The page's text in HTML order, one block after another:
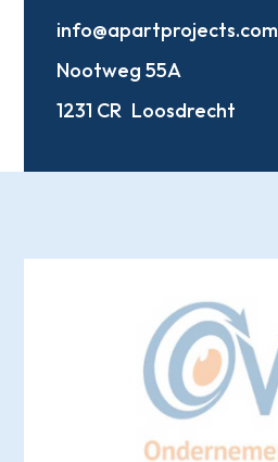
info@apartprojects.com
Nootweg 55A
1231 CR Loosdrecht